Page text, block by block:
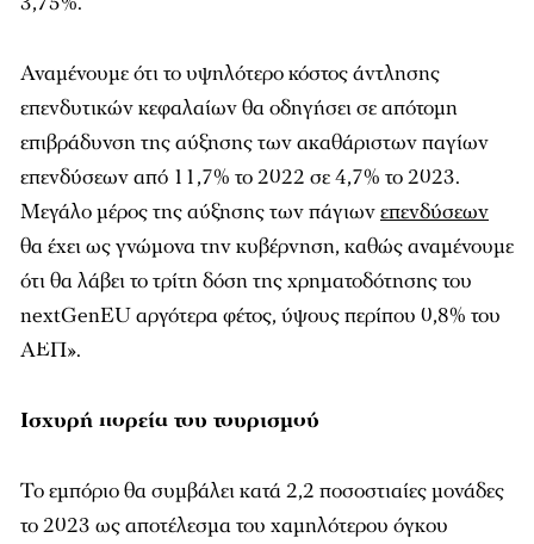
Αναμένουμε ότι το υψηλότερο κόστος άντλησης
επενδυτικών κεφαλαίων θα οδηγήσει σε απότομη
επιβράδυνση της αύξησης των ακαθάριστων παγίων
επενδύσεων από 11,7% το 2022 σε 4,7% το 2023.
Μεγάλο μέρος της αύξησης των πάγιωνεπενδύσεων
θα έχει ως γνώμονα την κυβέρνηση, καθώς αναμένουμε
ότι θα λάβει το τρίτη δόση της χρηματοδότησης του
nextGenEU αργότερα φέτος, ύψους περίπου 0,8% του
ΑΕΠ».
Ισχυρή πορεία του τουρισμού
Το εμπόριο θα συμβάλει κατά 2,2 ποσοστιαίες μονάδες
το 2023 ως αποτέλεσμα του χαμηλότερου όγκου